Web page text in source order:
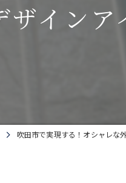
豊中市の外壁塗装
インア
吹田市で実現する！オシャレな